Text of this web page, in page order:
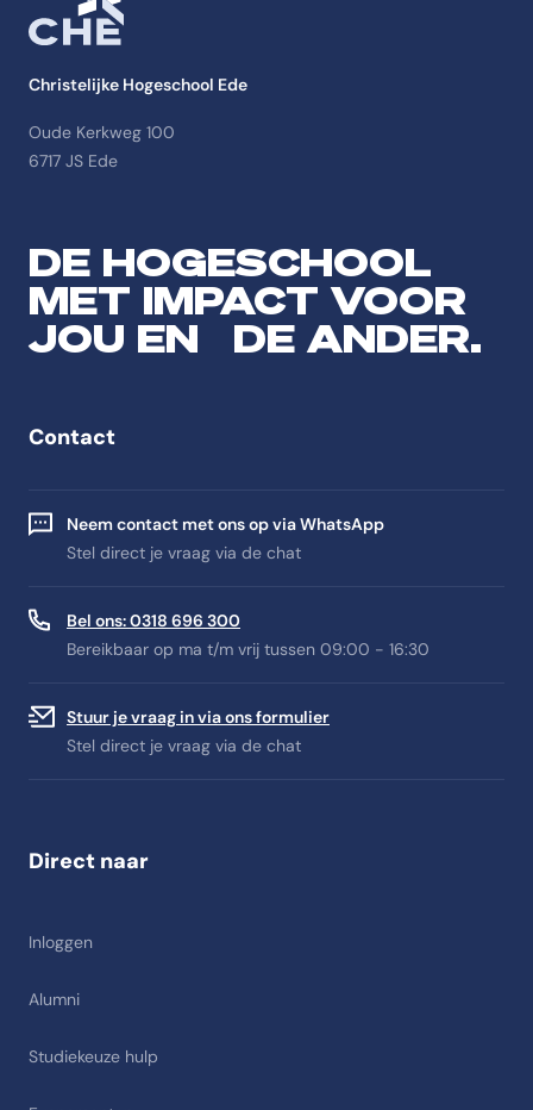
Christelijke Hogeschool Ede
Oude Kerkweg 100
6717 JS Ede
DE HOGESCHOOL
MET IMPACT VOOR
JOU EN DE ANDER.
Contact
Neem contact met ons op via WhatsApp
Stel direct je vraag via de chat
Bel ons: 0318 696 300
Bereikbaar op ma t/m vrij tussen 09:00 - 16:30
Stuur je vraag in via ons formulier
Stel direct je vraag via de chat
Direct naar
Inloggen
Alumni
Studiekeuze hulp